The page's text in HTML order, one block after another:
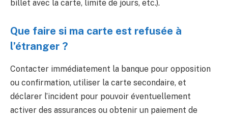
billet avec la carte, limite de jours, etc.).
Que faire si ma carte est refusée à
l’étranger ?
Contacter immédiatement la banque pour opposition
ou confirmation, utiliser la carte secondaire, et
déclarer l’incident pour pouvoir éventuellement
activer des assurances ou obtenir un paiement de